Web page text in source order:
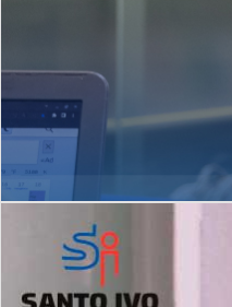
Matrículas Abertas 2026
Dupla
2º AO 5º